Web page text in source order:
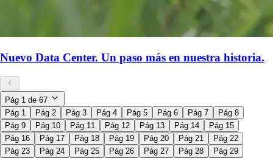
Nuevo Data Center. Un paso más en nuestra historia.
Pág 1 de 67
Pág 1
Pág 2 Pág 3 Pág 4 Pág 5 Pág 6 Pág 7
Pág 8
Pág 9
Pág 10 Pág 11 Pág 12 Pág 13 Pág 14
Pág 15
Pág 16
Pág 17 Pág 18 Pág 19 Pág 20 Pág 21
Pág 22
Pág 23
Pág 24 Pág 25 Pág 26 Pág 27 Pág 28
Pág 29